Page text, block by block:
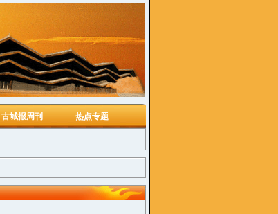
古城报周刊 热点专题